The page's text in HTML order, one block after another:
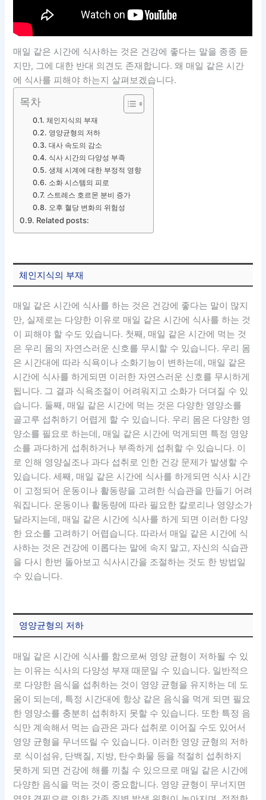
매일 같은 시간에 식사하는 것은 건강에 좋다는 말을 종종 듣
지만, 그에 대한 반대 의견도 존재합니다. 왜 매일 같은 시간
에 식사를 피해야 하는지 살펴보겠습니다.
목차
체인지식의 부재
영양균형의 저하
대사 속도의 감소
식사 시간의 다양성 부족
생체 시계에 대한 부정적 영향
소화 시스템의 피로
스트레스 호르몬 분비 증가
오후 혈당 변화의 위험성
Related posts:
체인지식의 부재
매일 같은 시간에 식사를 하는 것은 건강에 좋다는 말이 많지
만, 실제로는 다양한 이유로 매일 같은 시간에 식사를 하는 것
이 피해야 할 수도 있습니다. 첫째, 매일 같은 시간에 먹는 것
은 우리 몸의 자연스러운 신호를 무시할 수 있습니다. 우리 몸
은 시간대에 따라 식욕이나 소화기능이 변하는데, 매일 같은
시간에 식사를 하게되면 이러한 자연스러운 신호를 무시하게
됩니다. 그 결과 식욕조절이 어려워지고 소화가 더뎌질 수 있
습니다. 둘째, 매일 같은 시간에 먹는 것은 다양한 영양소를
골고루 섭취하기 어렵게 할 수 있습니다. 우리 몸은 다양한 영
양소를 필요로 하는데, 매일 같은 시간에 먹게되면 특정 영양
소를 과다하게 섭취하거나 부족하게 섭취할 수 있습니다. 이
로 인해 영양실조나 과다 섭취로 인한 건강 문제가 발생할 수
있습니다. 세째, 매일 같은 시간에 식사를 하게되면 식사 시간
이 고정되어 운동이나 활동량을 고려한 식습관을 만들기 어려
워집니다. 운동이나 활동량에 따라 필요한 칼로리나 영양소가
달라지는데, 매일 같은 시간에 식사를 하게 되면 이러한 다양
한 요소를 고려하기 어렵습니다. 따라서 매일 같은 시간에 식
사하는 것은 건강에 이롭다는 말에 속지 말고, 자신의 식습관
을 다시 한번 돌아보고 식사시간을 조절하는 것도 한 방법일
수 있습니다.
영양균형의 저하
매일 같은 시간에 식사를 함으로써 영양 균형이 저하될 수 있
는 이유는 식사의 다양성 부재 때문일 수 있습니다. 일반적으
로 다양한 음식을 섭취하는 것이 영양 균형을 유지하는 데 도
움이 되는데, 특정 시간대에 항상 같은 음식을 먹게 되면 필요
한 영양소를 충분히 섭취하지 못할 수 있습니다. 또한 특정 음
식만 계속해서 먹는 습관은 과다 섭취로 이어질 수도 있어서
영양 균형을 무너뜨릴 수 있습니다. 이러한 영양 균형의 저하
로 식이섬유, 단백질, 지방, 탄수화물 등을 적절히 섭취하지
못하게 되면 건강에 해를 끼칠 수 있으므로 매일 같은 시간에
다양한 음식을 먹는 것이 중요합니다. 영양 균형이 무너지면